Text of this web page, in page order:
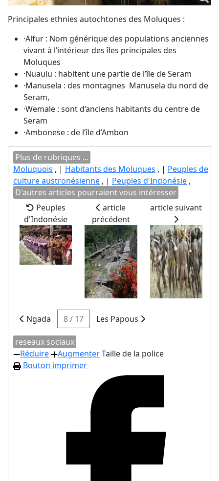
Principales ethnies autochtones des Moluques :
·Alfur : Nom générique des populations anciennes
vivant à l’intérieur des îles principales des
Moluques
·Nuaulu : habitent une partie de l’île de Seram
·Manusela : des montagnes Manusela du nord de
Seram,
·Wemale : sont d’anciens habitants du centre de
Seram
·Ambonese : de l’île d’Ambon
Plus de rubriques ...
Moluquois , | Habitants des Moluques , | Peuples de
culture austronésienne , | Peuples d'Indonésie ,
D'autres articles pourraient vous intéresser
Peuples
d'Indonésie
article
précédent
article suivant
Ngada 8 / 17 Les Papous
reseaux sociaux
Réduire
AugmenterTaille de la police
Bouton imprimer